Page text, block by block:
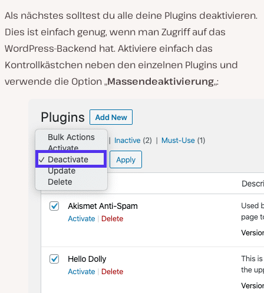
Als nächstes solltest du alle deine Plugins deaktivieren.
Dies ist einfach genug, wenn man Zugriff auf das
WordPress-Backend hat. Aktiviere einfach das
Kontrollkästchen neben den einzelnen Plugins und
verwende die Option „Massendeaktivierung„: